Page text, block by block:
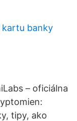
kartu banky
– oficiálna
tipy, ako